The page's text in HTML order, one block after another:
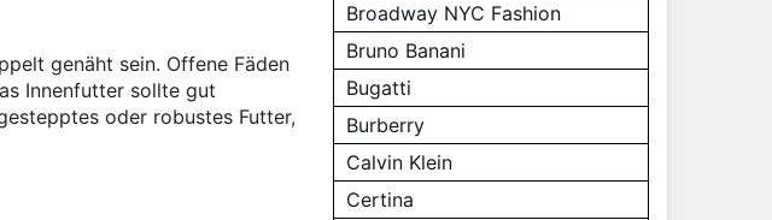
genäht sein. Offene Fäden
Innenfutter sollte gut
oder robustes Futter,
Broadway NYC Fashion
Bruno Banani
Bugatti
Burberry
Calvin Klein
Certina